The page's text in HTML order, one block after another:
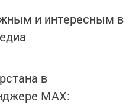
и интересным в
в
MАХ: